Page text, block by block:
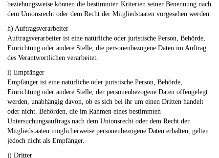
beziehungsweise können die bestimmten Kriterien seiner Benennung nach
dem Unionsrecht oder dem Recht der Mitgliedstaaten vorgesehen werden.
h) Auftragsverarbeiter
Auftragsverarbeiter ist eine natürliche oder juristische Person, Behörde,
Einrichtung oder andere Stelle, die personenbezogene Daten im Auftrag
des Verantwortlichen verarbeitet.
i) Empfänger
Empfänger ist eine natürliche oder juristische Person, Behörde,
Einrichtung oder andere Stelle, der personenbezogene Daten offengelegt
werden, unabhängig davon, ob es sich bei ihr um einen Dritten handelt
oder nicht. Behörden, die im Rahmen eines bestimmten
Untersuchungsauftrags nach dem Unionsrecht oder dem Recht der
Mitgliedstaaten möglicherweise personenbezogene Daten erhalten, gelten
jedoch nicht als Empfänger.
j) Dritter